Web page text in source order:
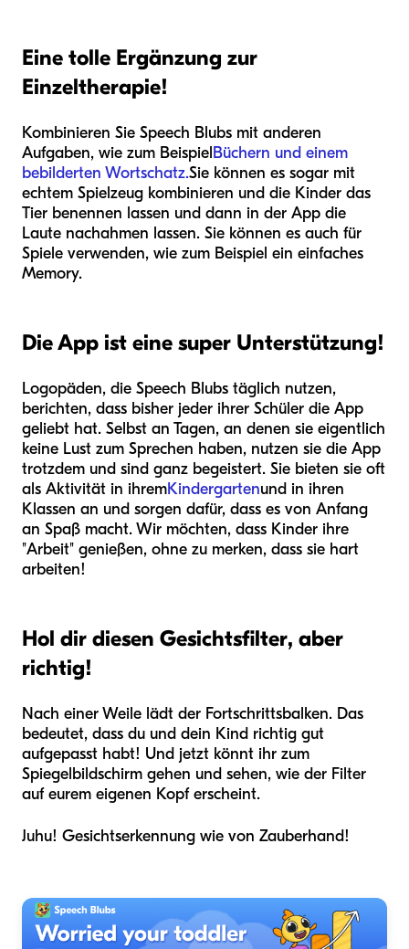
Eine tolle Ergänzung zur
Einzeltherapie!
Kombinieren Sie Speech Blubs mit anderen
Aufgaben, wie zum BeispielBüchern und einem
bebilderten Wortschatz.Sie können es sogar mit
echtem Spielzeug kombinieren und die Kinder das
Tier benennen lassen und dann in der App die
Laute nachahmen lassen. Sie können es auch für
Spiele verwenden, wie zum Beispiel ein einfaches
Memory.
Die App ist eine super Unterstützung!
Logopäden, die Speech Blubs täglich nutzen,
berichten, dass bisher jeder ihrer Schüler die App
geliebt hat. Selbst an Tagen, an denen sie eigentlich
keine Lust zum Sprechen haben, nutzen sie die App
trotzdem und sind ganz begeistert. Sie bieten sie oft
als Aktivität in ihremKindergartenund in ihren
Klassen an und sorgen dafür, dass es von Anfang
an Spaß macht. Wir möchten, dass Kinder ihre
"Arbeit" genießen, ohne zu merken, dass sie hart
arbeiten!
Hol dir diesen Gesichtsfilter, aber
richtig!
Nach einer Weile lädt der Fortschrittsbalken. Das
bedeutet, dass du und dein Kind richtig gut
aufgepasst habt! Und jetzt könnt ihr zum
Spiegelbildschirm gehen und sehen, wie der Filter
auf eurem eigenen Kopf erscheint.
Juhu! Gesichtserkennung wie von Zauberhand!